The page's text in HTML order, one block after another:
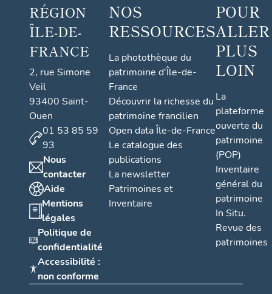
RÉGION
ÎLE-DE-
FRANCE
2, rue Simone
Veil
93400 Saint-
Ouen
01 53 85 59
93
Nous
contacter
Aide
Mentions
légales
Politique de
confidentialité
Accessibilité :
non conforme
NOS
RESSOURCES
La photothèque du
patrimoine d'Île-de-
France
Découvrir la richesse du
patrimoine francilien
Open data Île-de-France
Le catalogue des
publications
La newsletter
Patrimoines et
Inventaire
POUR
ALLER
PLUS
LOIN
La
plateforme
ouverte du
patrimoine
(POP)
Inventaire
général du
patrimoine
In Situ.
Revue des
patrimoines